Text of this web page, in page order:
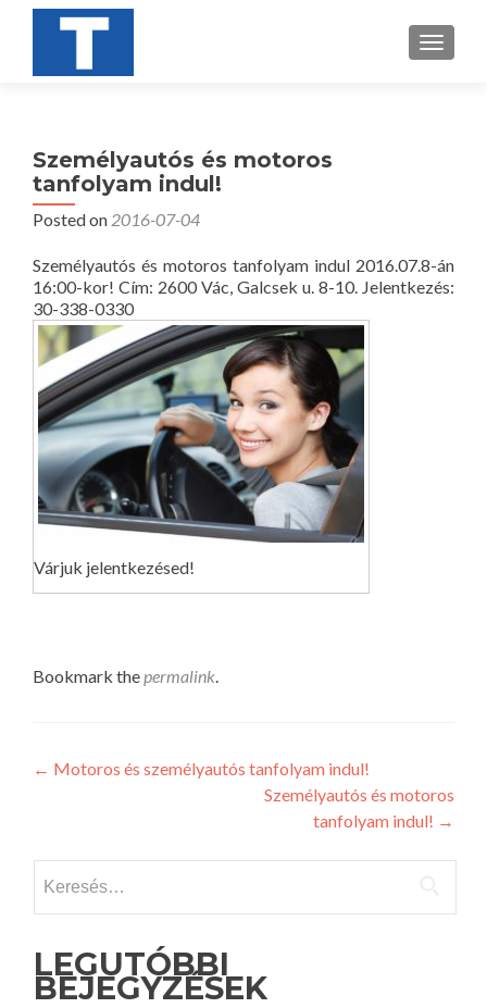
Személyautós és motoros
tanfolyam indul!
Posted on 2016-07-04
Személyautós és motoros tanfolyam indul 2016.07.8-án
16:00-kor! Cím: 2600 Vác, Galcsek u. 8-10. Jelentkezés:
30-338-0330
Várjuk jelentkezésed!
Bookmark the permalink
Post
← Motoros és személyautós tanfolyam indul!
Személyautós és motoros
tanfolyam indul! →
LEGUTÓBBI
BEJEGYZÉSEK